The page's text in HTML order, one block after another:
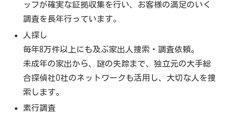
ッフが確実な証拠収集を行い、お客様の満足のいく
調査を長年行っています。
人探し
毎年8万件以上にも及ぶ家出人捜索・調査依頼。
未成年の家出から、謎の失踪まで、独立元の大手総
合探偵社O社のネットワークも活用し、大切な人を捜
索します。
素行調査